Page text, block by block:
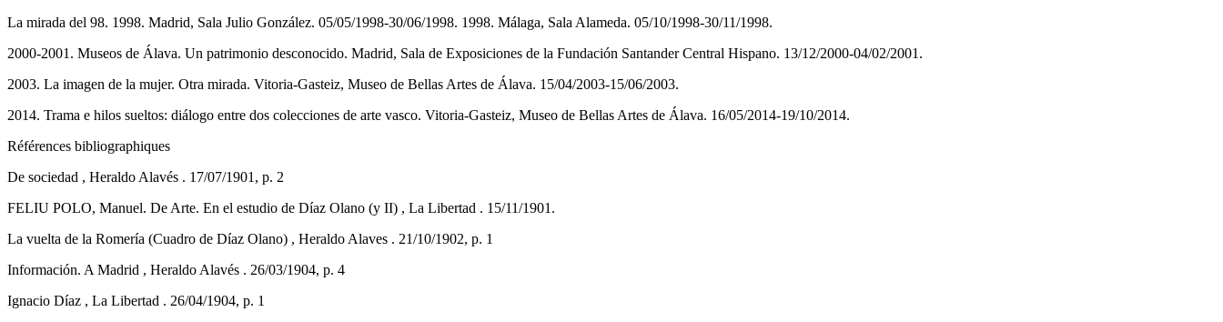
La mirada del 98. 1998. Madrid, Sala Julio González. 05/05/1998-30/06/1998. 1998. Málaga, Sala Alameda. 05/10/1998-30/11/1998.
2000-2001. Museos de Álava. Un patrimonio desconocido. Madrid, Sala de Exposiciones de la Fundación Santander Central Hispano. 13/12/2000-04/02/2001.
2003. La imagen de la mujer. Otra mirada. Vitoria-Gasteiz, Museo de Bellas Artes de Álava. 15/04/2003-15/06/2003.
2014. Trama e hilos sueltos: diálogo entre dos colecciones de arte vasco. Vitoria-Gasteiz, Museo de Bellas Artes de Álava. 16/05/2014-19/10/2014.
Références bibliographiques
De sociedad , Heraldo Alavés . 17/07/1901, p. 2
FELIU POLO, Manuel. De Arte. En el estudio de Díaz Olano (y II) , La Libertad . 15/11/1901.
La vuelta de la Romería (Cuadro de Díaz Olano) , Heraldo Alaves . 21/10/1902, p. 1
Información. A Madrid , Heraldo Alavés . 26/03/1904, p. 4
Ignacio Díaz , La Libertad . 26/04/1904, p. 1